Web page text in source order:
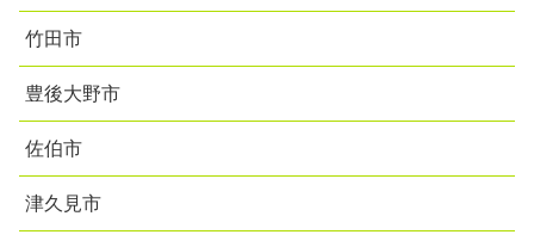
竹田市
豊後大野市
佐伯市
津久見市